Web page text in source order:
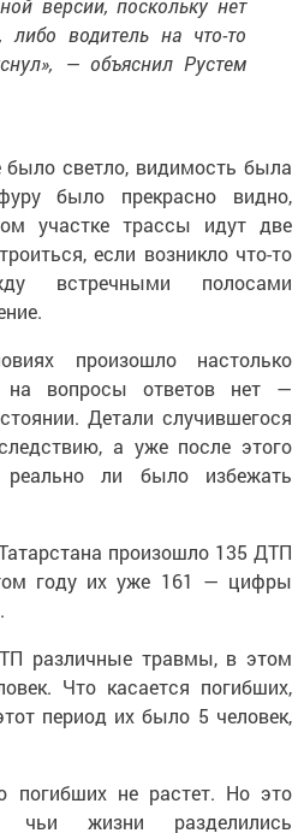
версии, поскольку нет
либо водитель на что-то
— объяснил Рустем
светло, видимость была
было прекрасно видно,
участке трассы идут две
если возникло что-то
встречными полосами
произошло настолько
на вопросы ответов нет —
Детали случившегося
а уже после этого
ли было избежать
произошло 135 ДТП
году их уже 161 — цифры
различные травмы, в этом
Что касается погибших,
период их было 5 человек,
погибших не растет. Но это
жизни разделились